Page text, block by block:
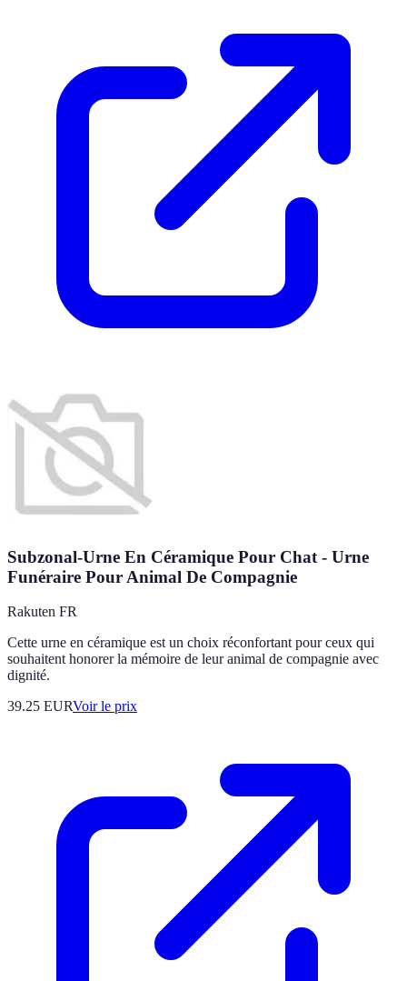
Subzonal-Urne En Céramique Pour Chat - Urne
Funéraire Pour Animal De Compagnie
Rakuten FR
Cette urne en céramique est un choix réconfortant pour ceux qui
souhaitent honorer la mémoire de leur animal de compagnie avec
dignité.
39.25 EURVoir le prix